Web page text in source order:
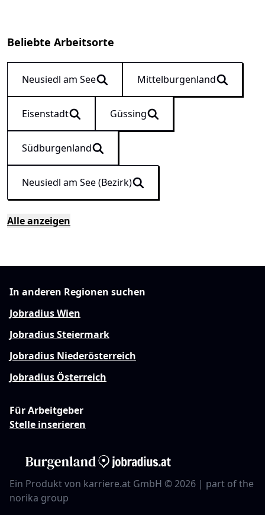
Beliebte Arbeitsorte
Neusiedl am See Mittelburgenland
Eisenstadt Güssing
Südburgenland
Neusiedl am See (Bezirk)
Alle anzeigen
In anderen Regionen suchen
Jobradius Wien
Jobradius Steiermark
Jobradius Niederösterreich
Jobradius Österreich
Für Arbeitgeber
Stelle inserieren
Ein Produkt von karriere.at GmbH © 2026 | part of the
norika group